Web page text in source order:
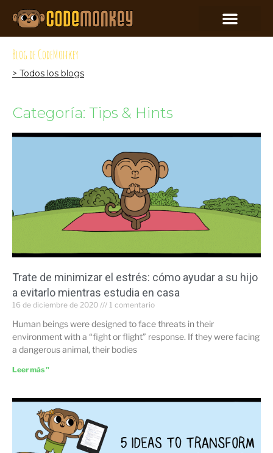
Blog de CodeMonkey
> Todos los blogs
Categoría: Tips & Hints
Trate de minimizar el estrés: cómo ayudar a su hijo
a evitarlo mientras estudia en casa
16 de diciembre de 2020 1 comentario
Human beings were designed to face threats in their
environment with a “fight or flight” response. If they were facing
a dangerous animal, their bodies
Leer más "